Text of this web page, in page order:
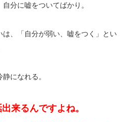
分に嘘をついてばかり。
、「自分が弱い、嘘をつく」とい
になれる。
来るんですよね。